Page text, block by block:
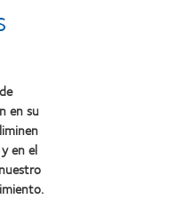
Legal
en su
en el